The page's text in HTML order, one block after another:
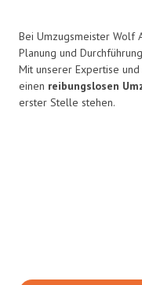
Bei Umzugsmeister Wolf
Planung und
Mit unserer Expertise
einen reibungslosen
erster Stelle stehen.